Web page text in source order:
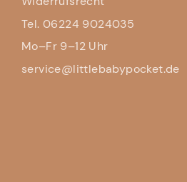
Tel. 06224 9024035
Mo–Fr 9–12 Uhr
service@littlebabypocket.de